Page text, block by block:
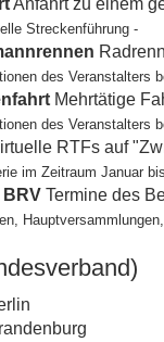
Anfahrt zu einem
Streckenführung -
des Veranstalters
Mehrtätige
des Veranstalters
RTFs auf
im Zeitraum Januar
BRV Termine des